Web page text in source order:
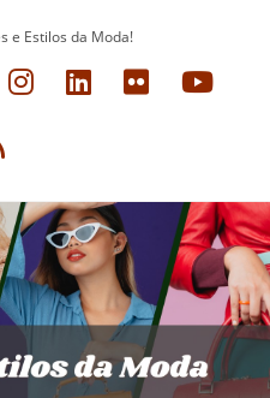
e Estilos da Moda!